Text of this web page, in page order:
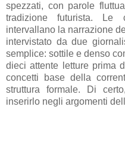
spezzati, con parole
tradizione futurista. Le
intervallano la narrazione
intervistato da due
semplice: sottile e denso
dieci attente letture prima
concetti base della
struttura formale. Di
inserirlo negli argomenti